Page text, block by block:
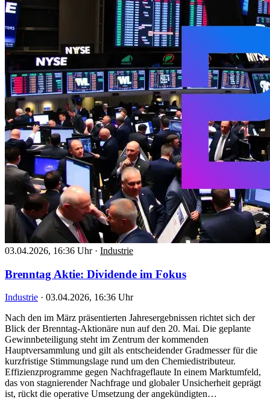
03.04.2026, 16:36 Uhr · Industrie
Brenntag Aktie: Dividende im Fokus
Industrie · 03.04.2026, 16:36 Uhr
Nach den im März präsentierten Jahresergebnissen richtet sich der
Blick der Brenntag-Aktionäre nun auf den 20. Mai. Die geplante
Gewinnbeteiligung steht im Zentrum der kommenden
Hauptversammlung und gilt als entscheidender Gradmesser für die
kurzfristige Stimmungslage rund um den Chemiedistributeur.
Effizienzprogramme gegen Nachfrageflaute In einem Marktumfeld,
das von stagnierender Nachfrage und globaler Unsicherheit geprägt
ist, rückt die operative Umsetzung der angekündigten…